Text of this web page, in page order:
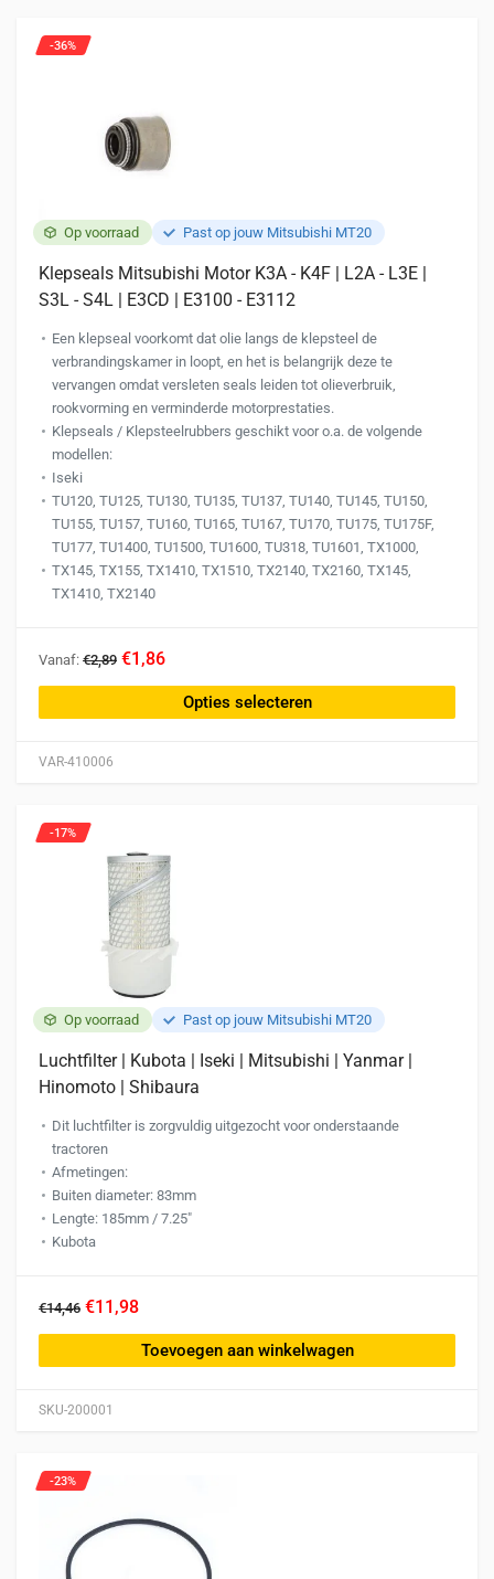
Op voorraad Past op jouw Mitsubishi MT20
VAR-410006
-36%
Klepseals Mitsubishi Motor K3A - K4F | L2A - L3E |
S3L - S4L | E3CD | E3100 - E3112
Een klepseal voorkomt dat olie langs de klepsteel de
verbrandingskamer in loopt, en het is belangrijk deze te
vervangen omdat versleten seals leiden tot olieverbruik,
rookvorming en verminderde motorprestaties.
Klepseals / Klepsteelrubbers geschikt voor o.a. de volgende
modellen:
Iseki
TU120, TU125, TU130, TU135, TU137, TU140, TU145, TU150,
TU155, TU157, TU160, TU165, TU167, TU170, TU175, TU175F,
TU177, TU1400, TU1500, TU1600, TU318, TU1601, TX1000,
TX145, TX155, TX1410, TX1510, TX2140, TX2160, TX145,
TX1410, TX2140
Vanaf: €2,89 €1,86
Opties selecteren
product
heeft
meerdere
Deze
kan
productpagina
Op voorraad Past op jouw Mitsubishi MT20
SKU-200001
-17%
Luchtfilter | Kubota | Iseki | Mitsubishi | Yanmar |
Hinomoto | Shibaura
Dit luchtfilter is zorgvuldig uitgezocht voor onderstaande
tractoren
Afmetingen:
Buiten diameter: 83mm
Lengte: 185mm / 7.25″
Kubota
€14,46 €11,98
Toevoegen aan winkelwagen
-23%